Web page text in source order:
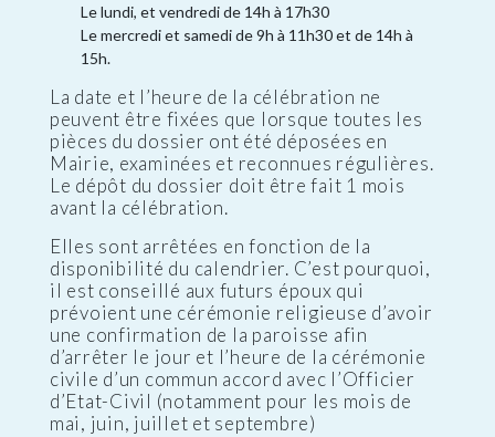
Le lundi, et vendredi de 14h à 17h30
Le mercredi et samedi de 9h à 11h30 et de 14h à
15h.
La date et l’heure de la célébration ne
peuvent être fixées que lorsque toutes les
pièces du dossier ont été déposées en
Mairie, examinées et reconnues régulières.
Le dépôt du dossier doit être fait 1 mois
avant la célébration.
Elles sont arrêtées en fonction de la
disponibilité du calendrier. C’est pourquoi,
il est conseillé aux futurs époux qui
prévoient une cérémonie religieuse d’avoir
une confirmation de la paroisse afin
d’arrêter le jour et l’heure de la cérémonie
civile d’un commun accord avec l’Officier
d’Etat-Civil (notamment pour les mois de
mai, juin, juillet et septembre)